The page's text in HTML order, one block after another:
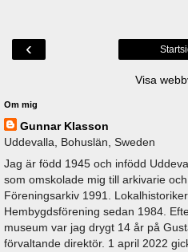
‹
Visa
Om mig
Gunnar Klasson
Uddevalla, Bohuslän, Sweden
Jag är född 1945 och infödd
som omskolade mig till arkivarie
Föreningsarkiv 1991.
Hembygdsförening sedan 1984.
museum var jag drygt 14 år på
förvaltande direktör. 1 april 2022